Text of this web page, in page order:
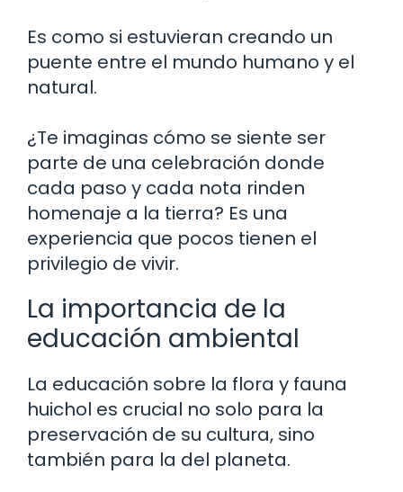
Es como si estuvieran creando un
puente entre el mundo humano y el
natural.
¿Te imaginas cómo se siente ser
parte de una celebración donde
cada paso y cada nota rinden
homenaje a la tierra? Es una
experiencia que pocos tienen el
privilegio de vivir.
La importancia de la
educación ambiental
La educación sobre la flora y fauna
huichol es crucial no solo para la
preservación de su cultura, sino
también para la del planeta.